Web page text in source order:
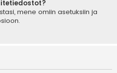
mene omiin asetuksiin ja